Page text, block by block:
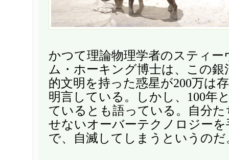
かつて理論物理学者のスティ
ム・ホーキング博士は、この銀
的文明を持った惑星が200万は
明言している。しかし、100年
ているとも語っている。自分
せないオーバーテクノロジー
で、自滅してしまうというのだ